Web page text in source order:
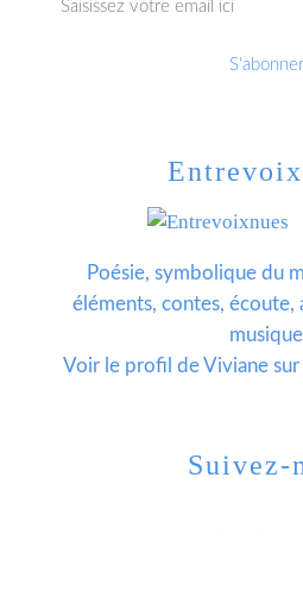
Poésie, symbolique du
éléments, contes, écoute,
musique
Voir le profil deVivianesur
Suivez-